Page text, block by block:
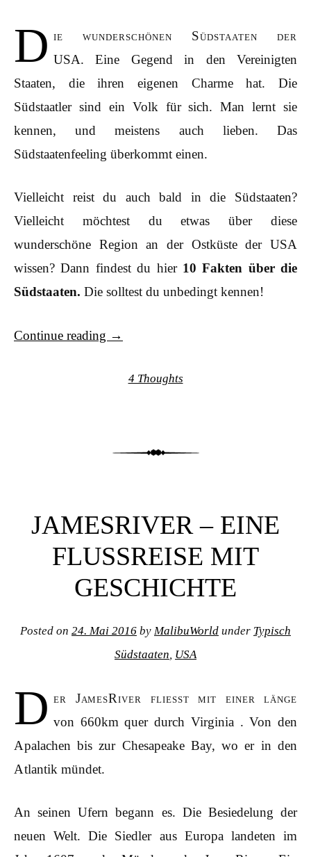
D ie wunderschönen Südstaaten der
USA. Eine Gegend in den Vereinigten
Staaten, die ihren eigenen Charme hat. Die
Südstaatler sind ein Volk für sich. Man lernt sie
kennen, und meistens auch lieben. Das
Südstaatenfeeling überkommt einen.
Vielleicht reist du auch bald in die Südstaaten?
Vielleicht möchtest du etwas über diese
wunderschöne Region an der Ostküste der USA
wissen? Dann findest du hier 10 Fakten über die
Südstaaten. Die solltest du unbedingt kennen!
Continue reading →
4 Thoughts
JAMESRIVER – EINE
FLUSSREISE MIT
GESCHICHTE
Posted on 24. Mai 2016 by MalibuWorld under Typisch
Südstaaten, USA
D er JamesRiver fliesst mit einer länge
von 660km quer durch Virginia . Von den
Apalachen bis zur Chesapeake Bay, wo er in den
Atlantik mündet.
An seinen Ufern begann es. Die Besiedelung der
neuen Welt. Die Siedler aus Europa landeten im